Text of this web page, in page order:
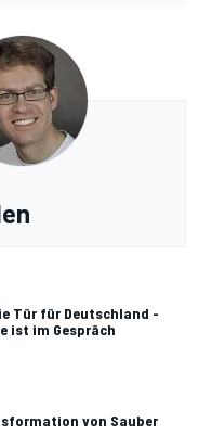
Tür für Deutschland -
ist im Gespräch
von Sauber